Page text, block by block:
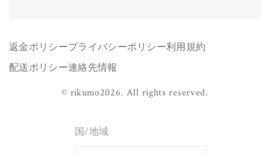
返金ポリシープライバシーポリシー利用規約
配送ポリシー連絡先情報
© rikumo2026. All rights reserved.
国/地域